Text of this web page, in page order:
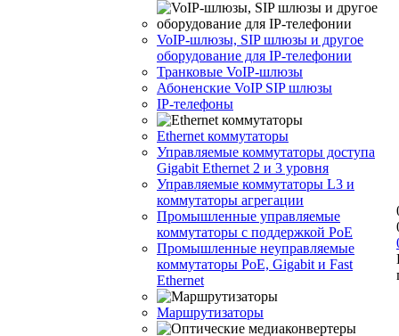
VoIP-шлюзы, SIP шлюзы и другое
оборудование для IP-телефонии
Транковые VoIP-шлюзы
Абоненские VoIP SIP шлюзы
IP-телефоны
Ethernet коммутаторы
Управляемые коммутаторы доступа
Gigabit Ethernet 2 и 3 уровня
Управляемые коммутаторы L3 и
коммутаторы агрегации
Промышленные управляемые
коммутаторы с поддержкой PoE
Промышленные неуправляемые
коммутаторы PoE, Gigabit и Fast
Ethernet
Маршрутизаторы